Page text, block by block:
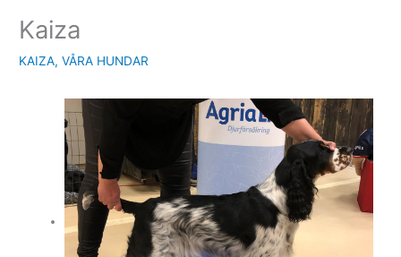
Kaiza
KAIZA,VÅRA HUNDAR